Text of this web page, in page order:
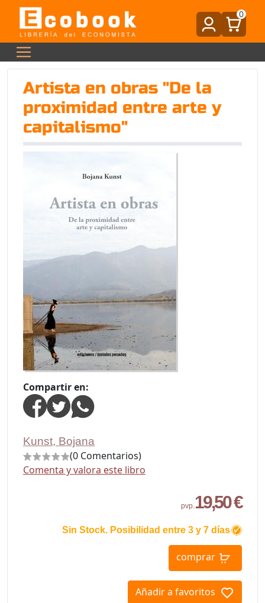
0
Artista en obras "De la
proximidad entre arte y
capitalismo"
Compartir en:
Kunst, Bojana
(0 Comentarios)
Comenta y valora este libro
pvp.19,50 €
Sin Stock. Posibilidad entre 3 y 7 días
comprar
Añadir a favoritos